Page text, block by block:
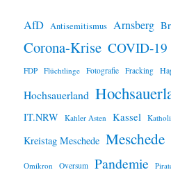
AfD Antisemitismus Arnsberg
Corona-Krise COVID-19
FDP Flüchtlinge Fotografie Fracking
Hochsauerland
IT.NRW Kahler Asten Kassel
Kreistag Meschede Meschede
Omikron Oversum Pandemie